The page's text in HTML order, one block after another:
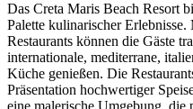
Das Creta Maris Beach Resort
Palette kulinarischer Erlebnisse.
Restaurants können die Gäste
internationale, mediterrane,
Küche genießen. Die
Präsentation hochwertiger
eine malerische Umgebung,